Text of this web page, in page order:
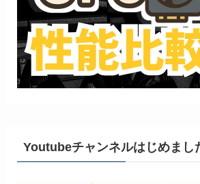
Youtubeチャンネルはじめまし